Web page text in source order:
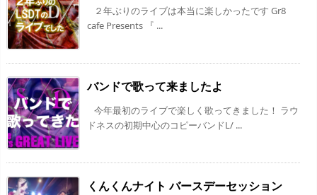
２年ぶりのライブは本当に楽しかったです Gr8
cafe Presents 『 ...
バンドで歌って来ましたよ
今年最初のライブで楽しく歌ってきました！ ラウ
ドネスの初期中心のコピーバンドL/ ...
くんくんナイト バースデーセッション